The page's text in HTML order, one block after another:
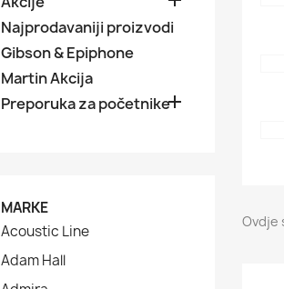
Najprodavaniji proizvodi
Gibson & Epiphone
Martin Akcija
Preporuka za početnike
MARKE
Acoustic Line
Adam Hall
Ovdje